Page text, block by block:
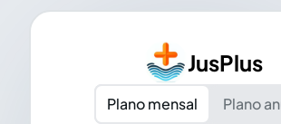
JusPlus
Plano mensal
Plano